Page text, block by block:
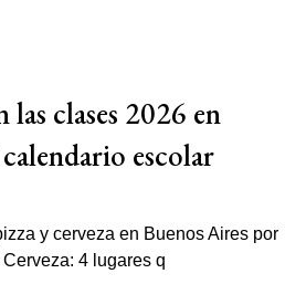
clases 2026 en
calendario escolar